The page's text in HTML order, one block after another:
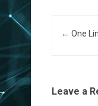
Post
← One
Leave a